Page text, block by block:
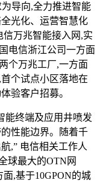
导向,全力推进智能
光化、运营智慧化
信万兆智能接入网,实
电信浙江公司一方面
个万兆工厂,一方面
个试点小区落地在
验客户招募。
能终端及应用井喷发
性能边界。随着千
,” 电信相关工作人
球最大的OTN网
,基于10GPON的城